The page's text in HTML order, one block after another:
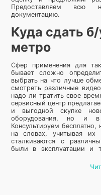
Предоставляем всю
документацию.
Куда сдать
метро
Сфер применения для
бывает сложно
выбрать на что лучше
смотреть различные
надо ли тратить свое
сервисный центр
и выгодной скупке
оборудования, но и
Консультируем
на словах, учитывая их
сталкиваются с
были в эксплуатации и